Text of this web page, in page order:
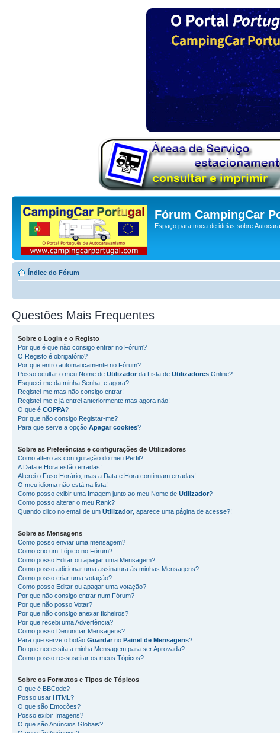
Fórum CampingCar
Espaço para troca de ideias sobre
Índice do Fórum
Questões Mais Frequentes
Sobre o Login e o Registo
Por que é que não consigo entrar no Fórum?
O Registo é obrigatório?
Por que entro automaticamente no Fórum?
Posso ocultar o meu Nome de Utilizador da Lista de Utilizadores Online?
Esqueci-me da minha Senha, e agora?
Registei-me mas não consigo entrar!
Registei-me e já entrei anteriormente mas agora não!
O que é COPPA?
Por que não consigo Registar-me?
Para que serve a opção Apagar cookies?
Sobre as Preferências e configurações de Utilizadores
Como altero as configuração do meu Perfil?
A Data e Hora estão erradas!
Alterei o Fuso Horário, mas a Data e Hora continuam erradas!
O meu idioma não está na lista!
Como posso exibir uma Imagem junto ao meu Nome de Utilizador?
Como posso alterar o meu Rank?
Quando clico no email de um Utilizador , aparece uma página de acesse?!
Sobre as Mensagens
Como posso enviar uma mensagem?
Como crio um Tópico no Fórum?
Como posso Editar ou apagar uma Mensagem?
Como posso adicionar uma assinatura às minhas Mensagens?
Como posso criar uma votação?
Como posso Editar ou apagar uma votação?
Por que não consigo entrar num Fórum?
Por que não posso Votar?
Por que não consigo anexar ficheiros?
Por que recebi uma Advertência?
Como posso Denunciar Mensagens?
Para que serve o botão Guardar no Painel de Mensagens?
Do que necessita a minha Mensagem para ser Aprovada?
Como posso ressuscitar os meus Tópicos?
Sobre os Formatos e Tipos de Tópicos
O que é BBCode?
Posso usar HTML?
O que são Emoções?
Posso exibir Imagens?
O que são Anúncios Globais?